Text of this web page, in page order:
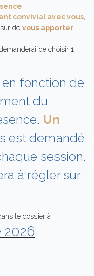
convivial avec vous,
de vous apporter
de choisir 1
fonction de
du
Un
est demandé
session.
à régler sur
le dossier à
2026